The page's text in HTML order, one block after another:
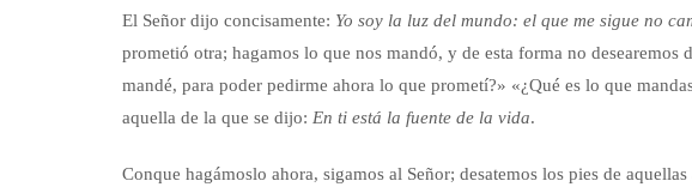
El Señor dijo concisamente: Yo soy la luz del mundo: el que me sigue no
prometió otra; hagamos lo que nos mandó, y de esta forma no
mandé, para poder pedirme ahora lo que prometí?» «¿Qué es lo que
aquella de la que se dijo: En ti está la fuente de la vida.
Conque hagámoslo ahora, sigamos al Señor; desatemos los pies de